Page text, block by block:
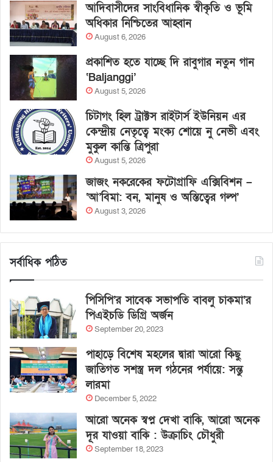
আদিবাসীদের সাংবিধানিক স্বীকৃতি ও ভূমি
অধিকার নিশ্চিতের আহ্বান
August 6, 2026
প্রকাশিত হতে যাচ্ছে দি রাবুগার নতুন গান
‘Baljanggi’
August 5, 2026
চিটাগং হিল ট্রাক্টস রাইটার্স ইউনিয়ন এর
কেন্দ্রীয় নেতৃত্বে মংক্য শোয়ে নু নেভী এবং
মুকুল কান্তি ত্রিপুরা
August 5, 2026
জাজং নকরেকের ফটোগ্রাফি এক্সিবিশন –
‘আ’বিমা: বন, মানুষ ও অস্তিত্বের গল্প’
August 3, 2026
সর্বাধিক পঠিত
পিসিপি’র সাবেক সভাপতি বাবলু চাকমা’র
পিএইচডি ডিগ্রি অর্জন
September 20, 2023
পাহাড়ে বিশেষ মহলের দ্বারা আরো কিছু
জাতিগত সশস্ত্র দল গঠনের পর্যায়ে: সন্তু
লারমা
December 5, 2022
আরো অনেক স্বপ্ন দেখা বাকি, আরো অনেক
দূর যাওয়া বাকি : উক্রাচিং চৌধুরী
September 18, 2023